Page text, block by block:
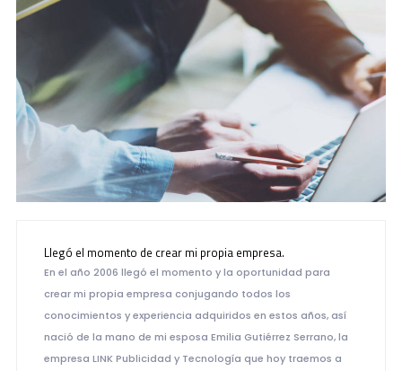
Llegó el momento de crear mi propia empresa.
En el año 2006 llegó el momento y la oportunidad para
crear mi propia empresa conjugando todos los
conocimientos y experiencia adquiridos en estos años, así
nació de la mano de mi esposa Emilia Gutiérrez Serrano, la
empresa LINK Publicidad y Tecnología que hoy traemos a